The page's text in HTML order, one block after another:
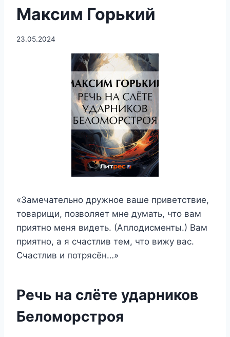
Максим Горький
23.05.2024
«Замечательно дружное ваше приветствие,
товарищи, позволяет мне думать, что вам
приятно меня видеть. (Аплодисменты.) Вам
приятно, а я счастлив тем, что вижу вас.
Счастлив и потрясён…»
Речь на слёте ударников
Беломорстроя